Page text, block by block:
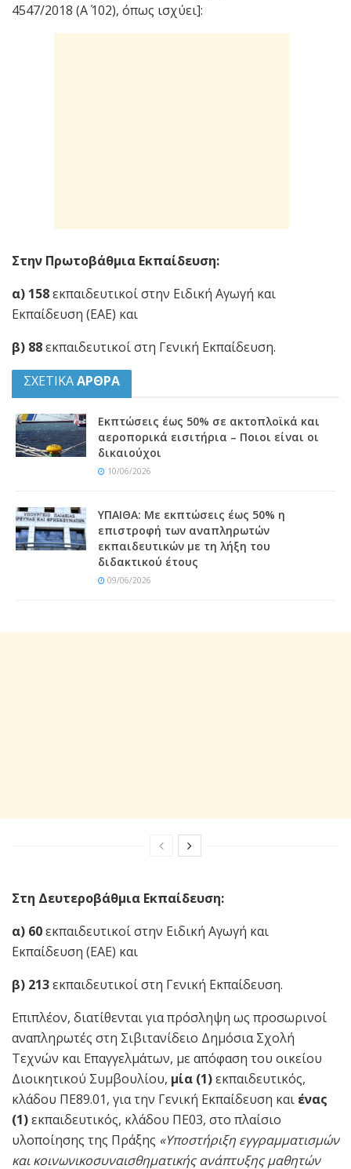
4547/2018 (Α΄ 102), όπως ισχύει]:
Στην Πρωτοβάθμια Εκπαίδευση:
α) 158εκπαιδευτικoί στην Ειδική Αγωγή και
Εκπαίδευση (ΕΑΕ) και
β) 88εκπαιδευτικοί στη Γενική Εκπαίδευση.
ΣΧΕΤΙΚΑΑΡΘΡΑ
Εκπτώσεις έως 50% σε ακτοπλοϊκά και
αεροπορικά εισιτήρια – Ποιοι είναι οι
δικαιούχοι
10/06/2026
ΥΠΑΙΘΑ: Με εκπτώσεις έως 50% η
επιστροφή των αναπληρωτών
εκπαιδευτικών με τη λήξη του
διδακτικού έτους
09/06/2026
Στη Δευτεροβάθμια Εκπαίδευση:
α) 60εκπαιδευτικοί στην Ειδική Αγωγή και
Εκπαίδευση (ΕΑΕ) και
β) 213εκπαιδευτικοί στη Γενική Εκπαίδευση.
Επιπλέον, διατίθενται για πρόσληψη ως προσωρινοί
αναπληρωτές στη Σιβιτανίδειο Δημόσια Σχολή
Τεχνών και Επαγγελμάτων, με απόφαση του οικείου
Διοικητικού Συμβουλίου, μία (1)εκπαιδευτικός,
κλάδου ΠΕ89.01, για την Γενική Εκπαίδευση και ένας
(1)εκπαιδευτικός, κλάδου ΠΕ03, στο πλαίσιο
υλοποίησης της Πράξης «Υποστήριξη εγγραμματισμών
και κοινωνικοσυναισθηματικής ανάπτυξης μαθητών